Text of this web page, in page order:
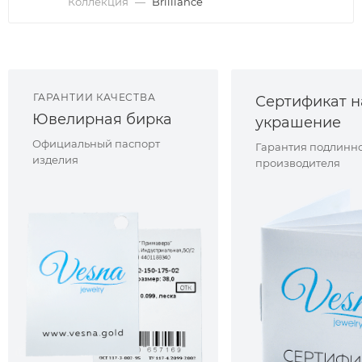
ГАРАНТИИ КАЧЕСТВА
Ювелирная бирка
Официальный паспорт
изделия
Сертификат
украшение
Гарантия
производителя